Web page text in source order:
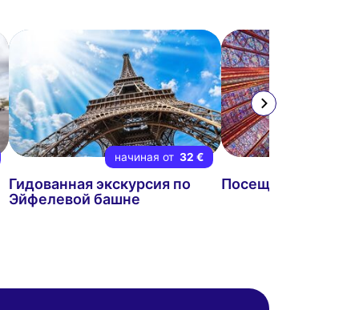
начиная от 32 €
Гидованная экскурсия по
Эйфелевой башне
Посещение Сен-